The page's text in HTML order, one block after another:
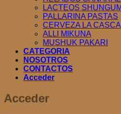
LACTEOS
PALLARINA PASTAS
CERVEZA LA
ALLI MIKUNA
MUSHUK PAKARI
CATEGORIA
NOSOTROS
CONTACTOS
Acceder
Acceder